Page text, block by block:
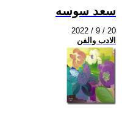
سعد سوسه
2022 / 9 / 20
الادب والفن